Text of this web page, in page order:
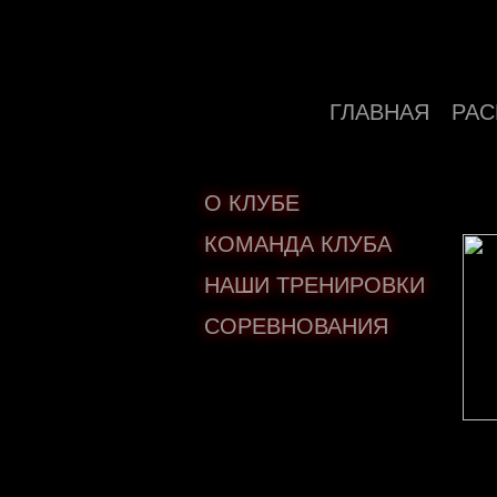
ГЛАВНАЯ
О КЛУБЕ
КОМАНДА КЛУБА
НАШИ ТРЕНИРОВКИ
СОРЕВНОВАНИЯ